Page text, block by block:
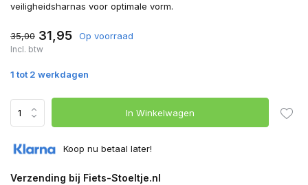
veiligheidsharnas voor optimale vorm.
35,00 31,95 Op voorraad
Incl. btw
1 tot 2 werkdagen
In Winkelwagen
Koop nu betaal later!
Verzending bij Fiets-Stoeltje.nl